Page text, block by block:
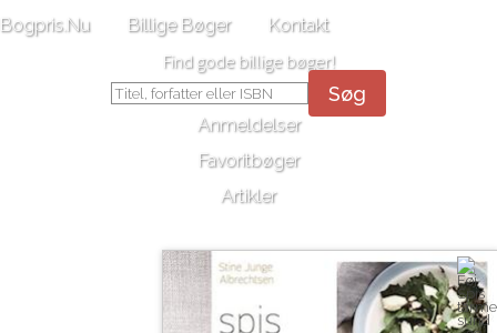
Bogpris.Nu Billige Bøger Kontakt
Find gode billige bøger!
Søg
Anmeldelser
Favoritbøger
Artikler